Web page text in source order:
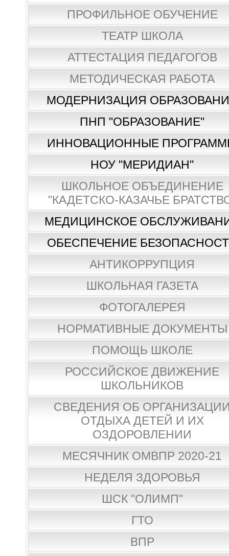
ПРОФИЛЬНОЕ ОБУЧЕНИЕ
ТЕАТР ШКОЛА
АТТЕСТАЦИЯ ПЕДАГОГОВ
МЕТОДИЧЕСКАЯ РАБОТА
МОДЕРНИЗАЦИЯ
ПНП "ОБРАЗОВАНИЕ"
ИННОВАЦИОННЫЕ
НОУ "МЕРИДИАН"
ШКОЛЬНОЕ ОБЪЕДИНЕНИЕ
"КАДЕТСКО-КАЗАЧЬЕ
МЕДИЦИНСКОЕ
ОБЕСПЕЧЕНИЕ
АНТИКОРРУПЦИЯ
ШКОЛЬНАЯ ГАЗЕТА
ФОТОГАЛЕРЕЯ
НОРМАТИВНЫЕ ДОКУМЕНТЫ
ПОМОЩЬ ШКОЛЕ
РОССИЙСКОЕ ДВИЖЕНИЕ
ШКОЛЬНИКОВ
СВЕДЕНИЯ ОБ
ОТДЫХА ДЕТЕЙ И ИХ
ОЗДОРОВЛЕНИИ
МЕСЯЧНИК ОМВПР 2020-21
НЕДЕЛЯ ЗДОРОВЬЯ
ШСК "ОЛИМП"
ГТО
ВПР